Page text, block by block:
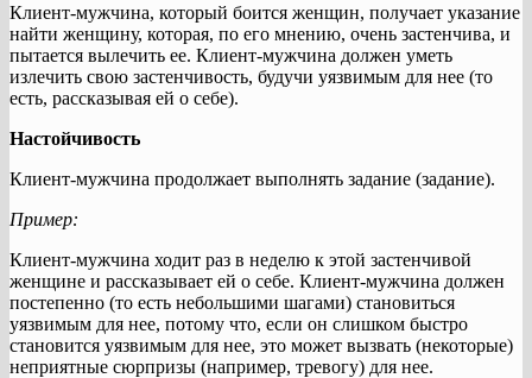
Клиент-мужчина, который боится женщин, получает указание
найти женщину, которая, по его мнению, очень застенчива, и
пытается вылечить ее. Клиент-мужчина должен уметь
излечить свою застенчивость, будучи уязвимым для нее (то
есть, рассказывая ей о себе).
Настойчивость
Клиент-мужчина продолжает выполнять задание (задание).
Пример:
Клиент-мужчина ходит раз в неделю к этой застенчивой
женщине и рассказывает ей о себе. Клиент-мужчина должен
постепенно (то есть небольшими шагами) становиться
уязвимым для нее, потому что, если он слишком быстро
становится уязвимым для нее, это может вызвать (некоторые)
неприятные сюрпризы (например, тревогу) для нее.